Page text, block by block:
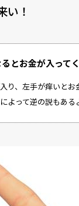
い！
とお金が入って
り、左手が痒いと
よって逆の説もある